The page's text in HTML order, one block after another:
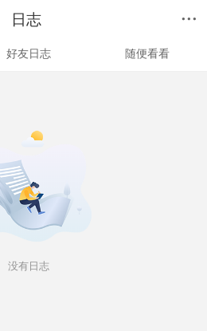
日志
好友日志 随便看看
没有日志